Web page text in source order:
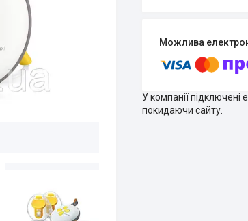
У компанії
покидаючи сайту.